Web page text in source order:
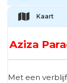
Kaart
Aziza
Met een